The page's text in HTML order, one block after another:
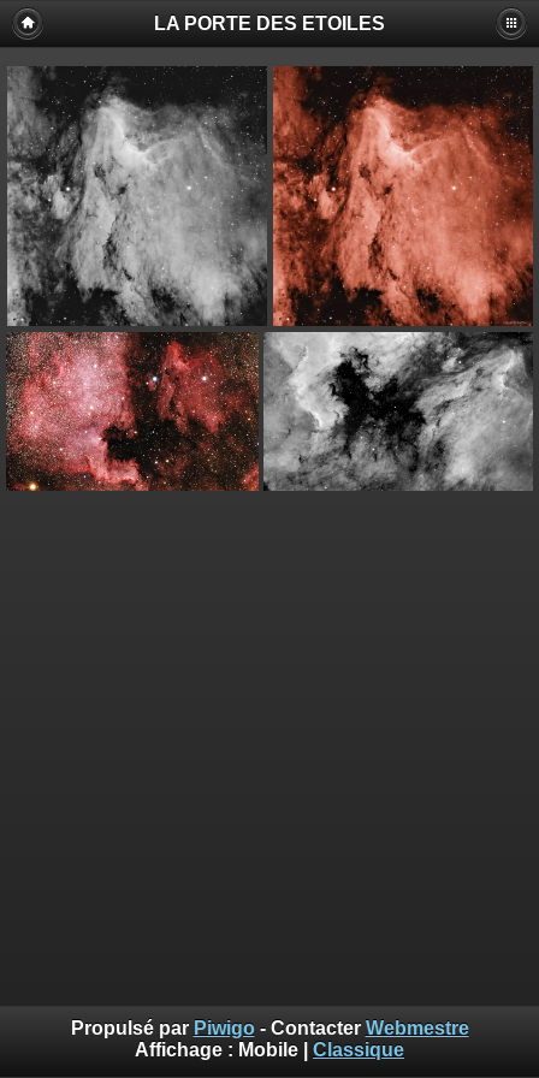
LA PORTE DES ETOILES
Propulsé par Piwigo- Contacter Webmestre
Affichage : Mobile Classique